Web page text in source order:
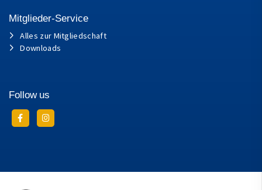
Mitglieder-Service
Alles zur Mitgliedschaft
Downloads
Follow us